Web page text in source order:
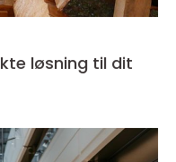
løsning til dit